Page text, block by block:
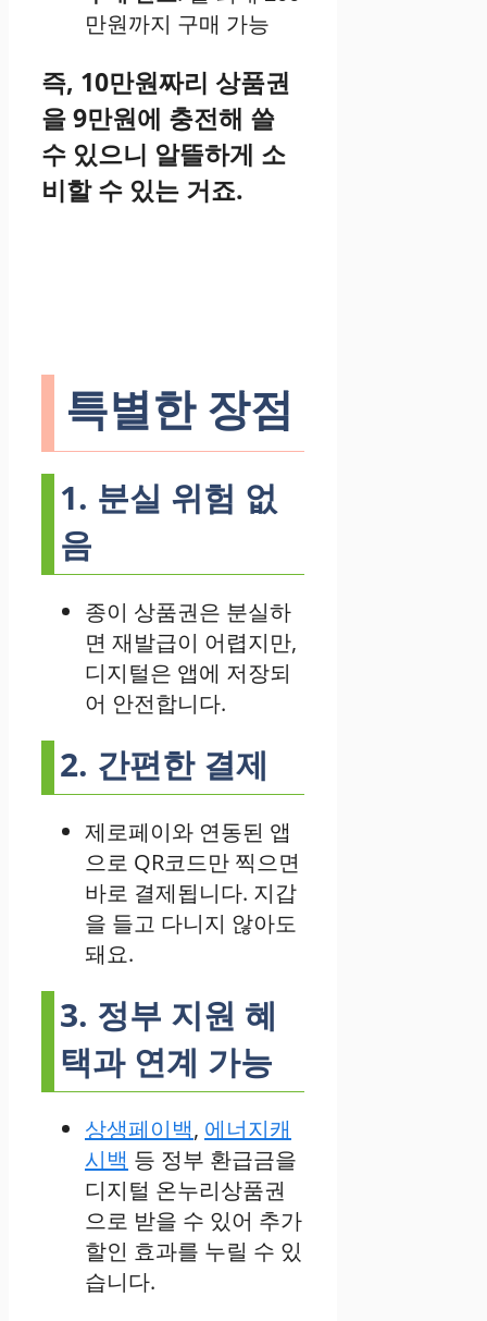
만원까지 구매 가능
즉, 10만원짜리 상품권
을 9만원에 충전해 쓸
수 있으니 알뜰하게 소
비할 수 있는 거죠.
특별한 장점
1. 분실 위험 없
음
종이 상품권은 분실하
면 재발급이 어렵지만,
디지털은 앱에 저장되
어 안전합니다.
2. 간편한 결제
제로페이와 연동된 앱
으로 QR코드만 찍으면
바로 결제됩니다. 지갑
을 들고 다니지 않아도
돼요.
3. 정부 지원 혜
택과 연계 가능
상생페이백, 에너지캐
시백 등 정부 환급금을
디지털 온누리상품권
으로 받을 수 있어 추가
할인 효과를 누릴 수 있
습니다.